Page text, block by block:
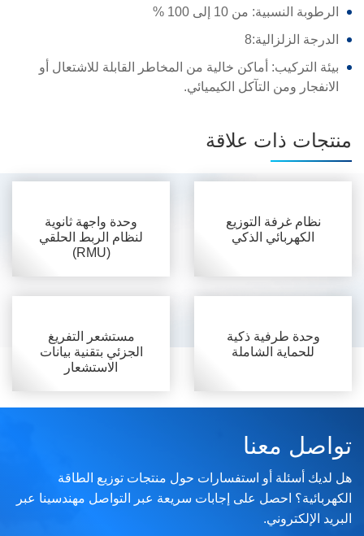
الرطوبة النسبية: من 10 إلى 100 %
الدرجة الزلزالية:
8
بيئة التركيب: أماكن خالية من المخاطر القابلة للاشتعال أو
الانفجار ومن التآكل الكيميائي.
منتجات ذات علاقة
نظام غرفة التوزيع
الكهربائي الذكي
وحدة واجهة ثانوية
لنظام الربط الحلقي
(RMU)
وحدة طرفية ذكية
للحماية الشاملة
مستشعر التفريغ
الجزئي بتقنية بيانات
الاستشعار
تواصل معنا
هل لديك أسئلة أو استفسارات حول منتجات توزيع الطاقة
الكهربائية؟ احصل على إجابات سريعة عبر التواصل مهندسينا عبر
البريد الإلكتروني.